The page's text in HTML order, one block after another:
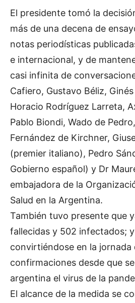
El presidente tomó la
más de una decena de
notas periodísticas
e internacional, y de
casi infinita de
Cafiero, Gustavo Béliz,
Horacio Rodríguez Larreta,
Pablo Biondi, Wado de
Fernández de Kirchner,
(premier italiano), Pedro
Gobierno español) y Dr
embajadora de la
Salud en la Argentina.
También tuvo presente que
fallecidas y 502 infectados; y
convirtiéndose en la jornada
confirmaciones desde que
argentina el virus de la
El alcance de la medida se